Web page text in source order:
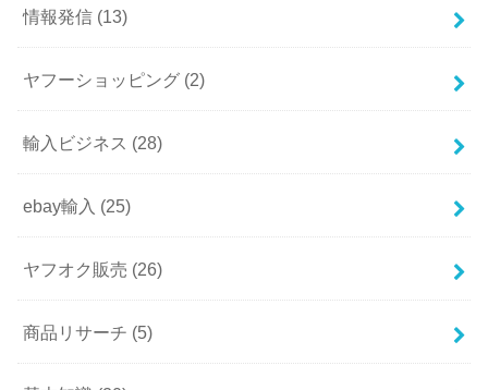
情報発信 (13)
ヤフーショッピング (2)
輸入ビジネス (28)
ebay輸入 (25)
ヤフオク販売 (26)
商品リサーチ (5)